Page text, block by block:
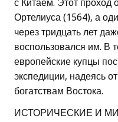
с Китаем. Этот проход
Ортелиуса (1564), а
через тридцать лет
воспользовался им. В
европейские купцы
экспедиции, надеясь
богатствам Востока.
ИСТОРИЧЕСКИЕ И